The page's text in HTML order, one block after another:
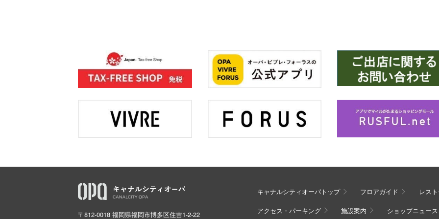
〒812-0018 福岡県福岡市博多区住吉1-2-22
キャナルシティオーパトップ フロアガイド レス
アクセス・パーキング 施設案内 ショップニュース